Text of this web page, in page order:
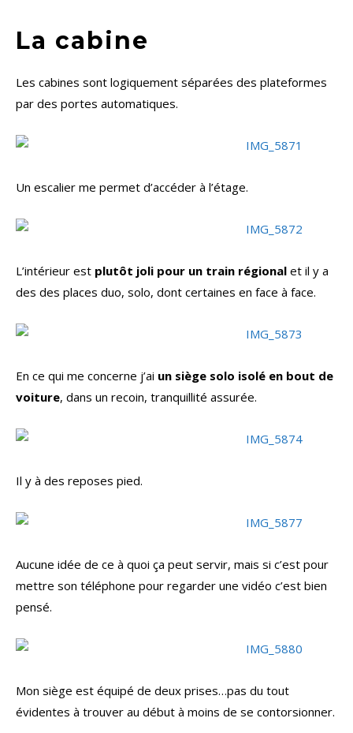
La cabine
Les cabines sont logiquement séparées des plateformes
par des portes automatiques.
Un escalier me permet d’accéder à l’étage.
L’intérieur est plutôt joli pour un train régional et il y a
des des places duo, solo, dont certaines en face à face.
En ce qui me concerne j’ai un siège solo isolé en bout de
voiture, dans un recoin, tranquillité assurée.
Il y à des reposes pied.
Aucune idée de ce à quoi ça peut servir, mais si c’est pour
mettre son téléphone pour regarder une vidéo c’est bien
pensé.
Mon siège est équipé de deux prises…pas du tout
évidentes à trouver au début à moins de se contorsionner.